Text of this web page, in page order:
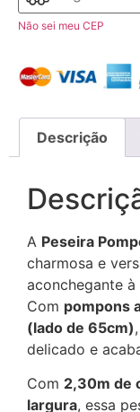
Não sei meu CEP
Descrição
A Peseira
charmosa e
aconchegante
Com pompons
(lado de 65cm)
delicado e
Com 2,30m de
largura, essa